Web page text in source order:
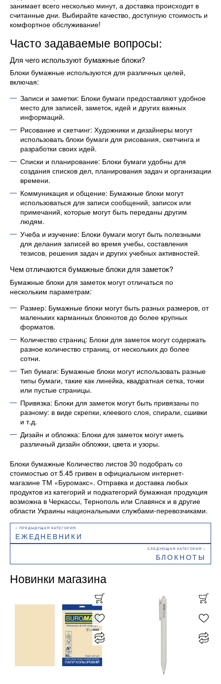
занимает всего несколько минут, а доставка происходит в
считанные дни. Выбирайте качество, доступную стоимость и
комфортное обслуживание!
Часто задаваемые вопросы:
Для чего используют бумажные блоки?
Блоки бумажные используются для различных целей,
включая:
Записи и заметки: Блоки бумаги предоставляют удобное
место для записей, заметок, идей и других важных
информаций.
Рисование и скетчинг: Художники и дизайнеры могут
использовать блоки бумаги для рисования, скетчинга и
разработки своих идей.
Списки и планирование: Блоки бумаги удобны для
создания списков дел, планирования задач и организации
времени.
Коммуникация и общение: Бумажные блоки могут
использоваться для записи сообщений, записок или
примечаний, которые могут быть переданы другим
людям.
Учеба и изучение: Блоки бумаги могут быть полезными
для делания записей во время учебы, составления
тезисов, решения задач и других учебных активностей.
Чем отличаются бумажные блоки для заметок?
Бумажные блоки для заметок могут отличаться по
нескольким параметрам:
Размер: Бумажные блоки могут быть разных размеров, от
маленьких карманных блокнотов до более крупных
форматов.
Количество страниц: Блоки для заметок могут содержать
разное количество страниц, от нескольких до более
сотни.
Тип бумаги: Бумажные блоки могут использовать разные
типы бумаги, такие как линейка, квадратная сетка, точки
или пустые страницы.
Привязка: Блоки для заметок могут быть привязаны по
разному: в виде скрепки, клеевого слоя, спирали, сшивки
и т.д.
Дизайн и обложка: Блоки для заметок могут иметь
различный дизайн обложки, цвета и узоры.
Блоки бумажные Количество листов 30 подобрать со
стоимостью от 5.45 гривен в официальном интернет-
магазине ТМ «Буромакс». Отправка и доставка любых
продуктов из категорий и подкатегорий бумажная продукция
возможна в Черкассы, Тернополь или Славянск и в другие
области Украины национальными службами-перевозчиками.
ЕЖЕДНЕВНИКИ
БЛОКНОТЫ
Новинки магазина